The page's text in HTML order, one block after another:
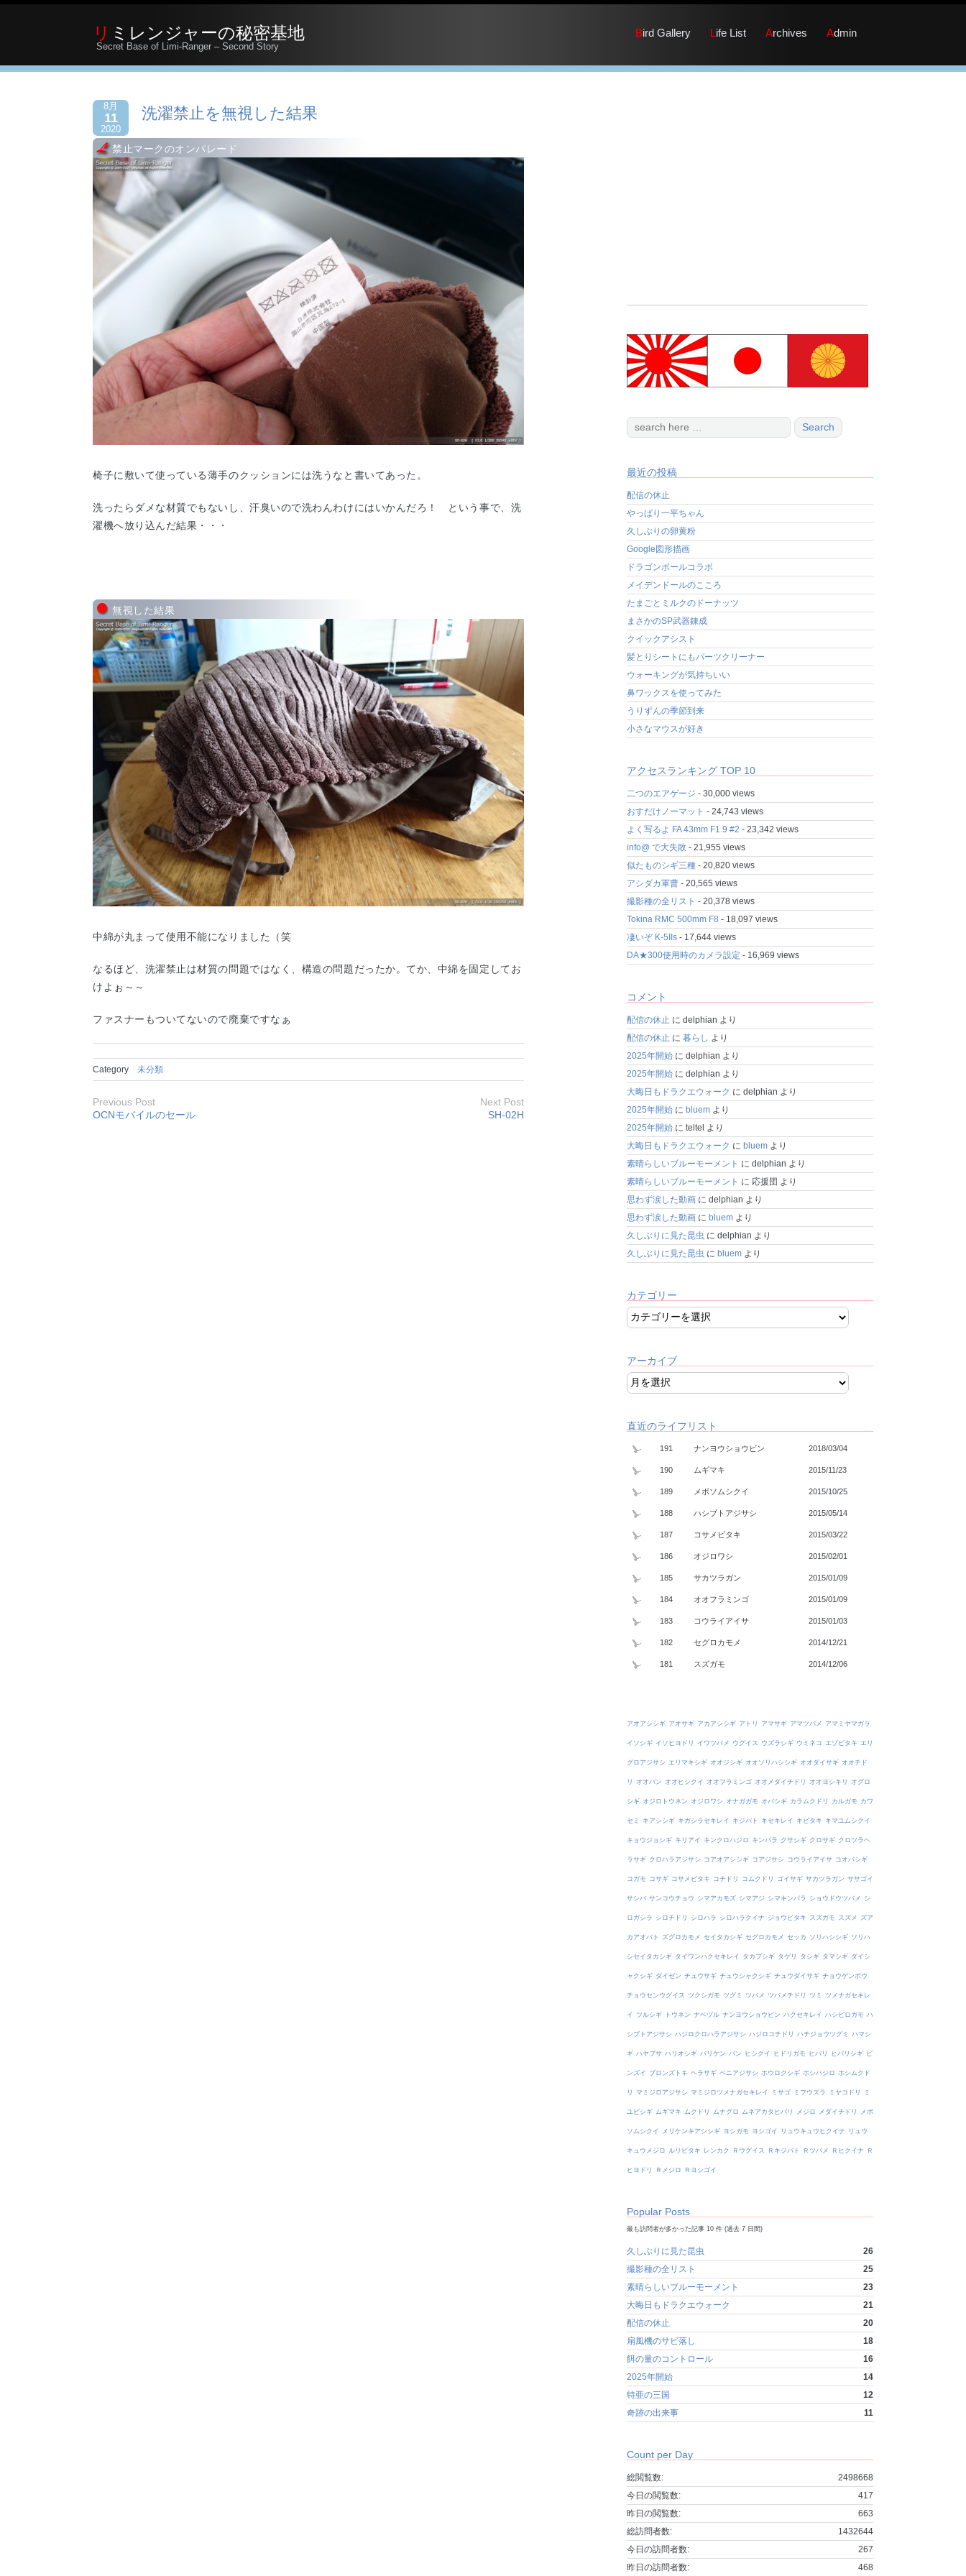
リミレンジャーの秘密基地
Secret Base of Limi-Ranger – Second Story
Bird Gallery Life List Archives Admin
8月
11
2020
洗濯禁止を無視した結果
禁止マークのオンパレード
椅子に敷いて使っている薄手のクッションには洗うなと書いてあった。
洗ったらダメな材質でもないし、汗臭いので洗わんわけにはいかんだろ！ という事で、洗
濯機へ放り込んだ結果・・・
無視した結果
中綿が丸まって使用不能になりました（笑
なるほど、洗濯禁止は材質の問題ではなく、構造の問題だったか。てか、中綿を固定してお
けよぉ～～
ファスナーもついてないので廃棄ですなぁ
Category 未分類
Previous Post
OCNモバイルのセール
Next Post
SH-02H
最近の投稿
配信の休止
やっぱり一平ちゃん
久しぶりの卵黄粉
Google図形描画
ドラゴンボールコラボ
メイデンドールのこころ
たまごとミルクのドーナッツ
まさかのSP武器錬成
クイックアシスト
髪とりシートにもパーツクリーナー
ウォーキングが気持ちいい
鼻ワックスを使ってみた
うりずんの季節到来
小さなマウスが好き
アクセスランキング TOP 10
二つのエアゲージ - 30,000 views
おすだけノーマット - 24,743 views
よく写るよ FA 43mm F1.9 #2 - 23,342 views
info@ で大失敗- 21,955 views
似たものシギ三種- 20,820 views
アシダカ軍曹- 20,565 views
撮影種の全リスト - 20,378 views
Tokina RMC 500mm F8 - 18,097 views
凄いぞ K-5IIs- 17,644 views
DA★300使用時のカメラ設定 - 16,969 views
コメント
配信の休止 に delphian より
配信の休止 に 暮らし より
2025年開始に delphian より
2025年開始に delphian より
大晦日もドラクエウォーク に delphian より
2025年開始に bluemより
2025年開始に teltel より
大晦日もドラクエウォーク に bluemより
素晴らしいブルーモーメント に delphian より
素晴らしいブルーモーメント に 応援団 より
思わず涙した動画に delphian より
思わず涙した動画に bluemより
久しぶりに見た昆虫 に delphian より
久しぶりに見た昆虫 に bluemより
カテゴリー
アーカイブ
直近のライフリスト
191 ナンヨウショウビン 2018/03/04
190 ムギマキ 2015/11/23
189 メボソムシクイ 2015/10/25
188 ハシブトアジサシ 2015/05/14
187 コサメビタキ 2015/03/22
186 オジロワシ 2015/02/01
185 サカツラガン 2015/01/09
184 オオフラミンゴ 2015/01/09
183 コウライアイサ 2015/01/03
182 セグロカモメ 2014/12/21
181 スズガモ 2014/12/06
アオアシシギ アオサギ アカアシシギ アトリ アマサギ アマツバメ アマミヤマガラ
イソシギ イソヒヨドリ イワツバメ ウグイス ウズラシギ ウミネコ エゾビタキ エリ
グロアジサシ エリマキシギ オオジシギ オオソリハシシギ オオダイサギ オオチド
リ オオバン オオヒシクイ オオフラミンゴ オオメダイチドリ オオヨシキリ オグロ
シギ オジロトウネン オジロワシ オナガガモ オバシギ カラムクドリ カルガモ カワ
セミ キアシシギ キガシラセキレイ キジバト キセキレイ キビタキ キマユムシクイ
キョウジョシギ キリアイ キンクロハジロ キンパラ クサシギ クロサギ クロツラヘ
ラサギ クロハラアジサシ コアオアシシギ コアジサシ コウライアイサ コオバシギ
コガモ コサギ コサメビタキ コチドリ コムクドリ ゴイサギ サカツラガン ササゴイ
サシバ サンコウチョウ シマアカモズ シマアジ シマキンパラ ショウドウツバメ シ
ロガシラ シロチドリ シロハラ シロハラクイナ ジョウビタキ スズガモ スズメ ズア
カアオバト ズグロカモメ セイタカシギ セグロカモメ セッカ ソリハシシギ ソリハ
シセイタカシギ タイワンハクセキレイ タカブシギ タゲリ タシギ タマシギ ダイシ
ャクシギ ダイゼン チュウサギ チュウシャクシギ チュウダイサギ チョウゲンボウ
チョウセンウグイス ツクシガモ ツグミ ツバメ ツバメチドリ ツミ ツメナガセキレ
イ ツルシギ トウネン ナベヅル ナンヨウショウビン ハクセキレイ ハシビロガモ ハ
シブトアジサシ ハジロクロハラアジサシ ハジロコチドリ ハチジョウツグミ ハマシ
ギ ハヤブサ ハリオシギ バリケン バン ヒシクイ ヒドリガモ ヒバリ ヒバリシギ ビ
ンズイ ブロンズトキ ヘラサギ ベニアジサシ ホウロクシギ ホシハジロ ホシムクド
リ マミジロアジサシ マミジロツメナガセキレイ ミサゴ ミフウズラ ミヤコドリ ミ
ユビシギ ムギマキ ムクドリ ムナグロ ムネアカタヒバリ メジロ メダイチドリ メボ
ソムシクイ メリケンキアシシギ ヨシガモ ヨシゴイ リュウキュウヒクイナ リュウ
キュウメジロ ルリビタキ レンカク Ｒウグイス Ｒキジバト Ｒツバメ Ｒヒクイナ Ｒ
ヒヨドリ Ｒメジロ Ｒヨシゴイ
Popular Posts
最も訪問者が多かった記事 10 件 (過去 7 日間)
久しぶりに見た昆虫
26
撮影種の全リスト
25
素晴らしいブルーモーメント
23
大晦日もドラクエウォーク
21
配信の休止
20
扇風機のサビ落し
18
餌の量のコントロール
16
2025年開始
14
特亜の三国
12
奇跡の出来事
11
Count per Day
2498668
総閲覧数:
417
今日の閲覧数:
663
昨日の閲覧数:
1432644
総訪問者数:
267
今日の訪問者数:
468
昨日の訪問者数: